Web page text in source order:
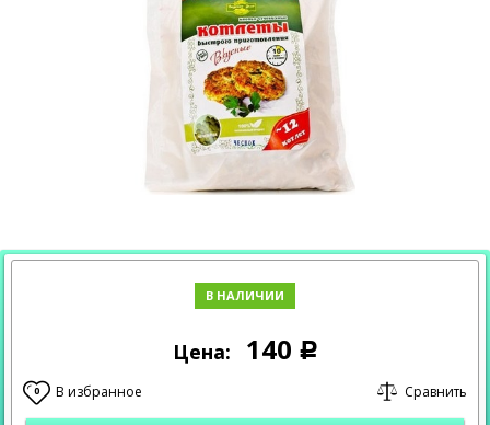
В НАЛИЧИИ
Цена: 140 Р
0 В избранное Сравнить